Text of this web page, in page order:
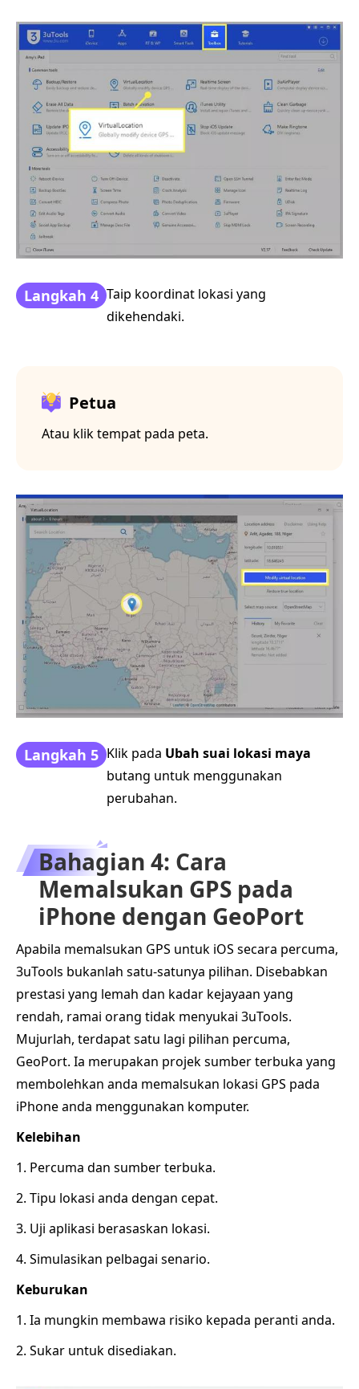
Langkah 4 Taip koordinat lokasi yang
dikehendaki.
Petua
Atau klik tempat pada peta.
Langkah 5 Klik pada Ubah suai lokasi maya
butang untuk menggunakan
perubahan.
Bahagian 4: Cara
Memalsukan GPS pada
iPhone dengan GeoPort
Apabila memalsukan GPS untuk iOS secara percuma,
3uTools bukanlah satu-satunya pilihan. Disebabkan
prestasi yang lemah dan kadar kejayaan yang
rendah, ramai orang tidak menyukai 3uTools.
Mujurlah, terdapat satu lagi pilihan percuma,
GeoPort. Ia merupakan projek sumber terbuka yang
membolehkan anda memalsukan lokasi GPS pada
iPhone anda menggunakan komputer.
Kelebihan
1. Percuma dan sumber terbuka.
2. Tipu lokasi anda dengan cepat.
3. Uji aplikasi berasaskan lokasi.
4. Simulasikan pelbagai senario.
Keburukan
1. Ia mungkin membawa risiko kepada peranti anda.
2. Sukar untuk disediakan.